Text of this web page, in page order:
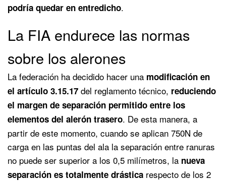
podría quedar en entredicho.
La FIA endurece las normas
sobre los alerones
La federación ha decidido hacer una modificación en
el artículo 3.15.17 del reglamento técnico, reduciendo
el margen de separación permitido entre los
elementos del alerón trasero. De esta manera, a
partir de este momento, cuando se aplican 750N de
carga en las puntas del ala la separación entre ranuras
no puede ser superior a los 0,5 milímetros, la nueva
separación es totalmente drástica respecto de los 2